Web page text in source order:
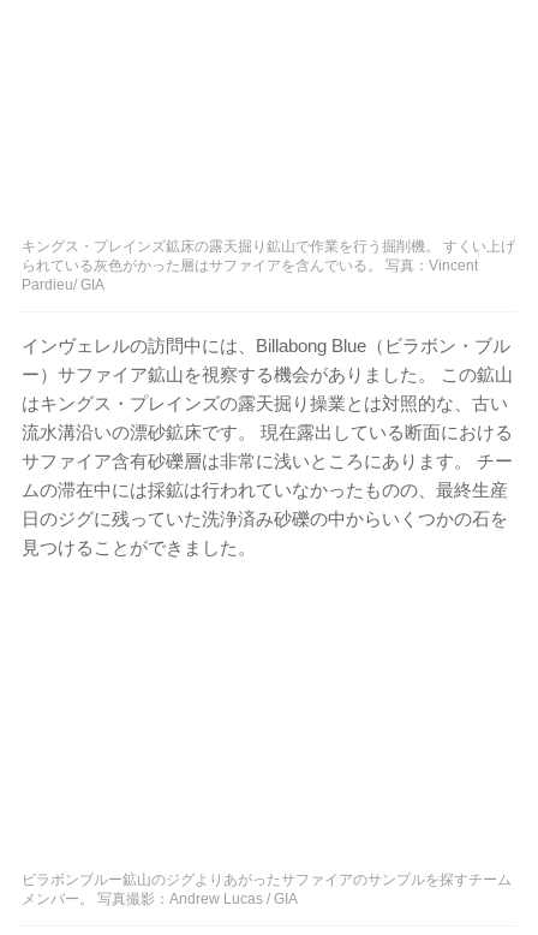
キングス・プレインズ鉱床の露天掘り鉱山で作業を行う掘削機。 すくい上げ
られている灰色がかった層はサファイアを含んでいる。 写真：Vincent
Pardieu/ GIA
インヴェレルの訪問中には、Billabong Blue（ビラボン・ブル
ー）サファイア鉱山を視察する機会がありました。 この鉱山
はキングス・プレインズの露天掘り操業とは対照的な、古い
流水溝沿いの漂砂鉱床です。 現在露出している断面における
サファイア含有砂礫層は非常に浅いところにあります。 チー
ムの滞在中には採鉱は行われていなかったものの、最終生産
日のジグに残っていた洗浄済み砂礫の中からいくつかの石を
見つけることができました。
ビラボンブルー鉱山のジグよりあがったサファイアのサンプルを探すチーム
メンバー。 写真撮影：Andrew Lucas / GIA